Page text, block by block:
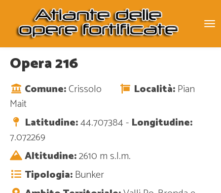
Opera 216
Comune:Crissolo Località:Pian
Mait
Latitudine:44.707384 - Longitudine:
7.072269
Altitudine:2610 m s.l.m.
Tipologia:Bunker